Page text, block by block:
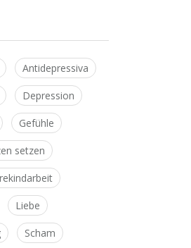
Antidepressiva
Depression
Gefühle
setzen
Liebe
Scham